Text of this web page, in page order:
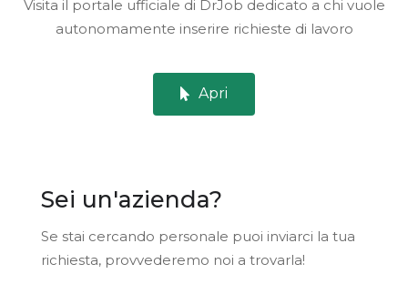
Visita il portale ufficiale di DrJob dedicato a chi vuole
autonomamente inserire richieste di lavoro
Apri
Sei un'azienda?
Se stai cercando personale puoi inviarci la tua
richiesta, provvederemo noi a trovarla!